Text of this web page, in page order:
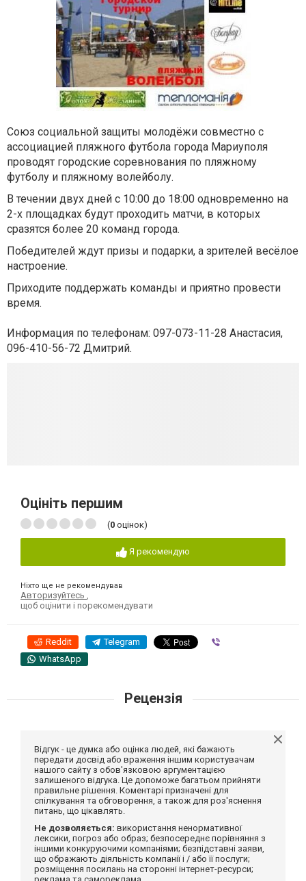
Союз социальной защиты молодёжи совместно с
ассоциацией пляжного футбола города Мариуполя
проводят городские соревнования по пляжному
футболу и пляжному волейболу.
В течении двух дней с 10:00 до 18:00 одновременно на
2-х площадках будут проходить матчи, в которых
сразятся более 20 команд города.
Победителей ждут призы и подарки, а зрителей весёлое
настроение.
Приходите поддержать команды и приятно провести
время.
Информация по телефонам: 097-073-11-28 Анастасия,
096-410-56-72 Дмитрий.
Оцініть першим
(0 оцінок)
Я рекомендую
Ніхто ще не рекомендував
Авторизуйтесь
щоб оцінити і порекомендувати
Reddit Telegram
WhatsApp
Рецензія
Відгук - це думка або оцінка людей, які бажають
передати досвід або враження іншим користувачам
нашого сайту з обов'язковою аргументацією
залишеного відгука. Це допоможе багатьом прийняти
правильне рішення. Коментарі призначені для
спілкування та обговорення, а також для роз'яснення
питань, що цікавлять.
Не дозволяється: використання ненормативної
лексики, погроз або образ; безпосереднє порівняння з
іншими конкуруючими компаніями; безпідставні заяви,
що ображають діяльність компанії і / або її послуги;
розміщення посилань на сторонні інтернет-ресурси;